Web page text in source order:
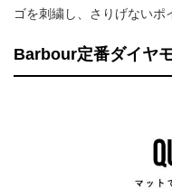
ゴを刺繍し、さりげないポ
Barbour定番ダイヤ